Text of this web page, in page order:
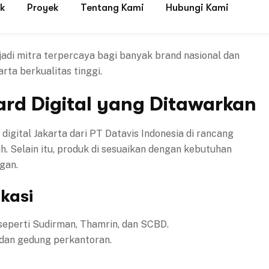
mitra terpercaya bagi banyak brand nasional dan
berkualitas tinggi.
Digital yang Ditawarkan
Jakarta dari PT Datavis Indonesia di rancang
Selain itu, produk di sesuaikan dengan kebutuhan
Sudirman, Thamrin, dan SCBD.
gedung perkantoran.